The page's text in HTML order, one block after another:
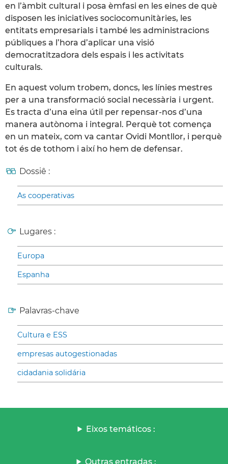
en l’àmbit cultural i posa èmfasi en les eines de què
disposen les iniciatives sociocomunitàries, les
entitats empresarials i també les administracions
públiques a l’hora d’aplicar una visió
democratitzadora dels espais i les activitats
culturals.
En aquest volum trobem, doncs, les línies mestres
per a una transformació social necessària i urgent.
Es tracta d’una eina útil per repensar-nos d’una
manera autònoma i integral. Perquè tot comença
en un mateix, com va cantar Ovidi Montllor, i perquè
tot és de tothom i així ho hem de defensar.
Dossiê :
As cooperativas
Lugares :
Europa
Espanha
Palavras-chave
Cultura e ESS
empresas autogestionadas
cidadania solidária
Eixos temáticos :
Outras entradas :